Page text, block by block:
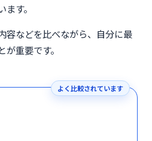
す。
容などを比べながら、自分に最
重要です。
よく比較されています